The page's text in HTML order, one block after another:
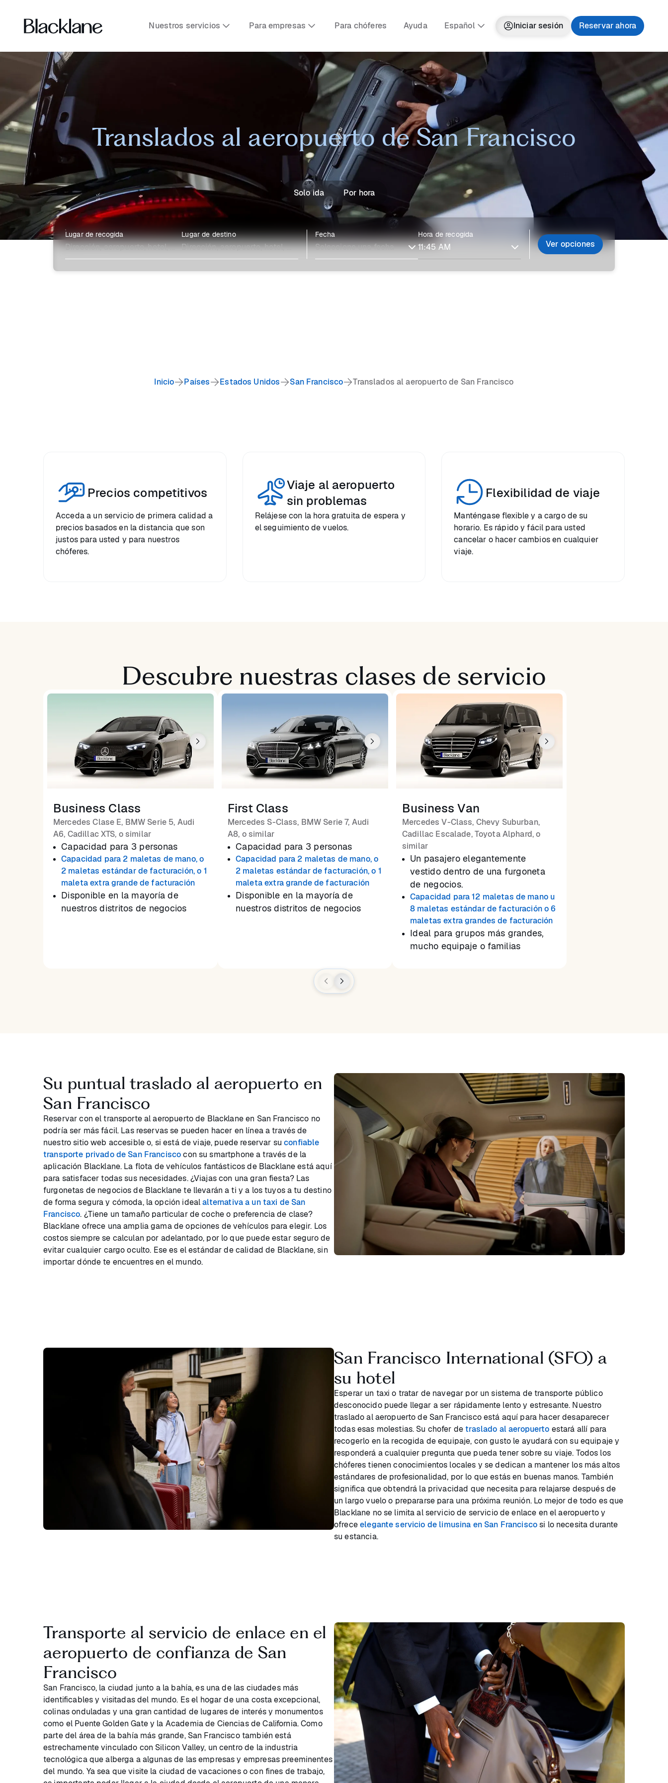
Nuestros servicios Para empresas Para chóferes Ayuda Español Iniciar sesión Reservar ahora
Translados al aeropuerto de San Francisco
Solo ida Por hora
Lugar de recogida Lugar de destino Fecha Hora de recogida
Ver opciones
Inicio Países Estados Unidos San Francisco Translados al aeropuerto de San Francisco
Precios competitivos
Acceda a un servicio de primera calidad a
precios basados en la distancia que son
justos para usted y para nuestros
chóferes.
Viaje al aeropuerto
sin problemas
Relájese con la hora gratuita de espera y
el seguimiento de vuelos.
Flexibilidad de viaje
Manténgase flexible y a cargo de su
horario. Es rápido y fácil para usted
cancelar o hacer cambios en cualquier
viaje.
Descubre nuestras clases de servicio
Business Class
Mercedes Clase E, BMW Serie 5, Audi
A6, Cadillac XTS, o similar
Capacidad para 3 personas
Capacidad para 2 maletas de mano, o
2 maletas estándar de facturación, o 1
maleta extra grande de facturación
Disponible en la mayoría de
nuestros distritos de negocios
First Class
Mercedes S-Class, BMW Serie 7, Audi
A8, o similar
Capacidad para 3 personas
Capacidad para 2 maletas de mano, o
2 maletas estándar de facturación, o 1
maleta extra grande de facturación
Disponible en la mayoría de
nuestros distritos de negocios
Business Van
Mercedes V-Class, Chevy Suburban,
Cadillac Escalade, Toyota Alphard, o
similar
Un pasajero elegantemente
vestido dentro de una furgoneta
de negocios.
Capacidad para 12 maletas de mano u
8 maletas estándar de facturación o 6
maletas extra grandes de facturación
Ideal para grupos más grandes,
mucho equipaje o familias
Su puntual traslado al aeropuerto en
San Francisco
Reservar con el transporte al aeropuerto de Blacklane en San Francisco no
podría ser más fácil. Las reservas se pueden hacer en línea a través de
nuestro sitio web accesible o, si está de viaje, puede reservar suconfiable
transporte privado de San Franciscocon su smartphone a través de la
aplicación Blacklane. La flota de vehículos fantásticos de Blacklane está aquí
para satisfacer todas sus necesidades. ¿Viajas con una gran fiesta? Las
furgonetas de negocios de Blacklane te llevarán a ti y a los tuyos a tu destino
de forma segura y cómoda, la opción idealalternativa a un taxi de San
Francisco. ¿Tiene un tamaño particular de coche o preferencia de clase?
Blacklane ofrece una amplia gama de opciones de vehículos para elegir. Los
costos siempre se calculan por adelantado, por lo que puede estar seguro de
evitar cualquier cargo oculto. Ese es el estándar de calidad de Blacklane, sin
importar dónde te encuentres en el mundo.
San Francisco International (SFO) a
su hotel
Esperar un taxi o tratar de navegar por un sistema de transporte público
desconocido puede llegar a ser rápidamente lento y estresante. Nuestro
traslado al aeropuerto de San Francisco está aquí para hacer desaparecer
todas esas molestias. Su chofer detraslado al aeropuerto estará allí para
recogerlo en la recogida de equipaje, con gusto le ayudará con su equipaje y
responderá a cualquier pregunta que pueda tener sobre su viaje. Todos los
chóferes tienen conocimientos locales y se dedican a mantener los más altos
estándares de profesionalidad, por lo que estás en buenas manos. También
significa que obtendrá la privacidad que necesita para relajarse después de
un largo vuelo o prepararse para una próxima reunión. Lo mejor de todo es que
Blacklane no se limita al servicio de servicio de enlace en el aeropuerto y
ofreceelegante servicio de limusina en San Franciscosi lo necesita durante
su estancia.
Transporte al servicio de enlace en el
aeropuerto de confianza de San
Francisco
San Francisco, la ciudad junto a la bahía, es una de las ciudades más
identificables y visitadas del mundo. Es el hogar de una costa excepcional,
colinas onduladas y una gran cantidad de lugares de interés y monumentos
como el Puente Golden Gate y la Academia de Ciencias de California. Como
parte del área de la bahía más grande, San Francisco también está
estrechamente vinculado con Silicon Valley, un centro de la industria
tecnológica que alberga a algunas de las empresas y empresas preeminentes
del mundo. Ya sea que visite la ciudad de vacaciones o con fines de trabajo,